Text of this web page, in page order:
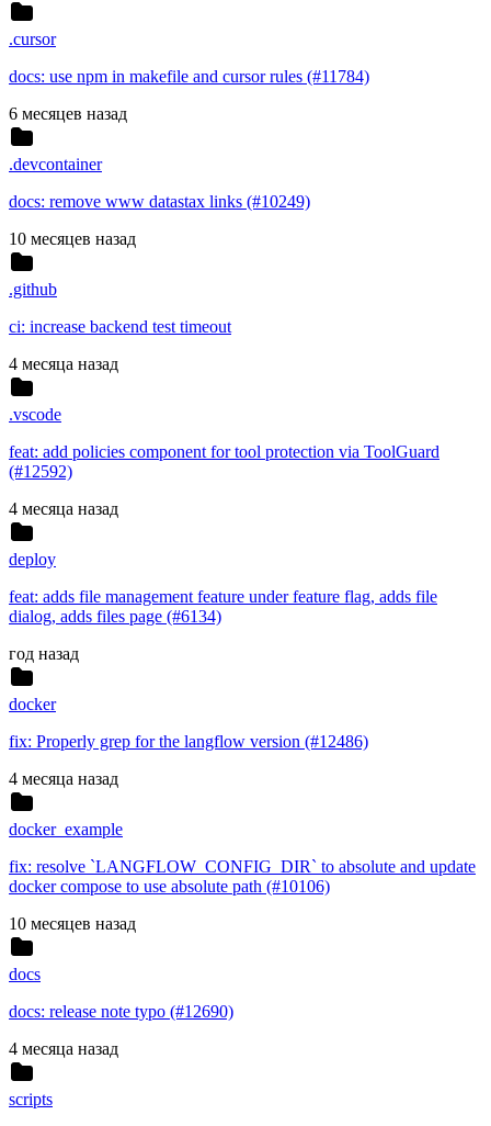
.cursor
docs: use npm in makefile and cursor rules (#11784)
6 месяцев назад
.devcontainer
docs: remove www datastax links (#10249)
10 месяцев назад
.github
ci: increase backend test timeout
4 месяца назад
.vscode
feat: add policies component for tool protection via ToolGuard
(#12592)
4 месяца назад
deploy
feat: adds file management feature under feature flag, adds file
dialog, adds files page (#6134)
год назад
docker
fix: Properly grep for the langflow version (#12486)
4 месяца назад
docker_example
fix: resolve `LANGFLOW_CONFIG_DIR` to absolute and update
docker compose to use absolute path (#10106)
10 месяцев назад
docs
docs: release note typo (#12690)
4 месяца назад
scripts